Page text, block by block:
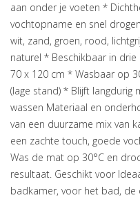
aan onder je voeten *
vochtopname en snel
wit, zand, groen, rood,
naturel * Beschikbaar in
70 x 120 cm * Wasbaar op
(lage stand) * Blijft langdurig
wassen Materiaal en
van een duurzame mix van
een zachte touch, goede
Was de mat op 30°C en
resultaat. Geschikt voor
badkamer, voor het bad, de